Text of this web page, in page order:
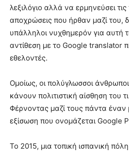
λεξιλόγιο αλλά να ερμηνεύσει τις
αποχρώσεις που ήρθαν μαζί του,
υπάλληλοι νυχθημερόν για αυτή
αντίθεση με το Google translator
εθελοντές.
Ομοίως, οι πολύγλωσσοι
κάνουν πολιτιστική αίσθηση του
Φέρνοντας μαζί τους πάντα έναν
εξίσωση που ονομάζεται Google
Το 2015, μια τοπική ισπανική